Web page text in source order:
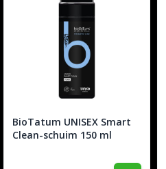
BioTatum UNISEX Smart
Clean-schuim 150 ml